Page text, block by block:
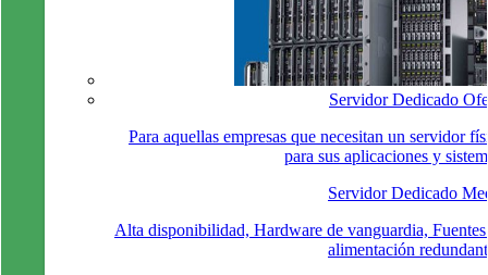
Servidor Dedicado
Para aquellas empresas que necesitan un servidor
para sus aplicaciones y
Servidor Dedicado
Alta disponibilidad, Hardware de vanguardia,
alimentación